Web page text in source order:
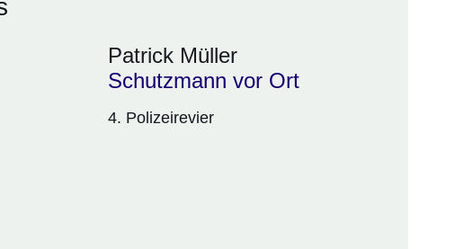
Patrick Müller
Schutzmann vor Ort
4. Polizeirevier